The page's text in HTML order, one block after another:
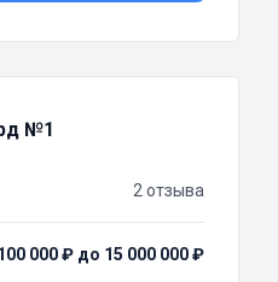
№1
2 отзыва
000 ₽ до 15 000 000 ₽